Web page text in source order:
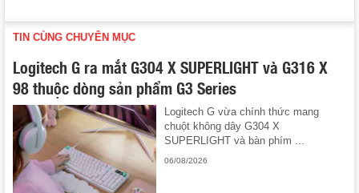
TIN CÙNG CHUYÊN MỤC
Logitech G ra mắt G304 X SUPERLIGHT và G316 X
98 thuộc dòng sản phẩm G3 Series
Logitech G vừa chính thức mang
chuột không dây G304 X
SUPERLIGHT và bàn phím ...
06/08/2026